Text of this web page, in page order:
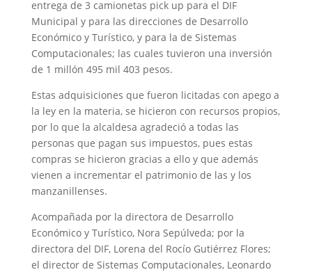
entrega de 3 camionetas pick up para el DIF
Municipal y para las direcciones de Desarrollo
Económico y Turístico, y para la de Sistemas
Computacionales; las cuales tuvieron una inversión
de 1 millón 495 mil 403 pesos.
Estas adquisiciones que fueron licitadas con apego a
la ley en la materia, se hicieron con recursos propios,
por lo que la alcaldesa agradeció a todas las
personas que pagan sus impuestos, pues estas
compras se hicieron gracias a ello y que además
vienen a incrementar el patrimonio de las y los
manzanillenses.
Acompañada por la directora de Desarrollo
Económico y Turístico, Nora Sepúlveda; por la
directora del DIF, Lorena del Rocío Gutiérrez Flores;
el director de Sistemas Computacionales, Leonardo